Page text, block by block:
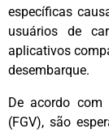
específicas
usuários de
aplicativos
desembarque.
De acordo com
(FGV), são